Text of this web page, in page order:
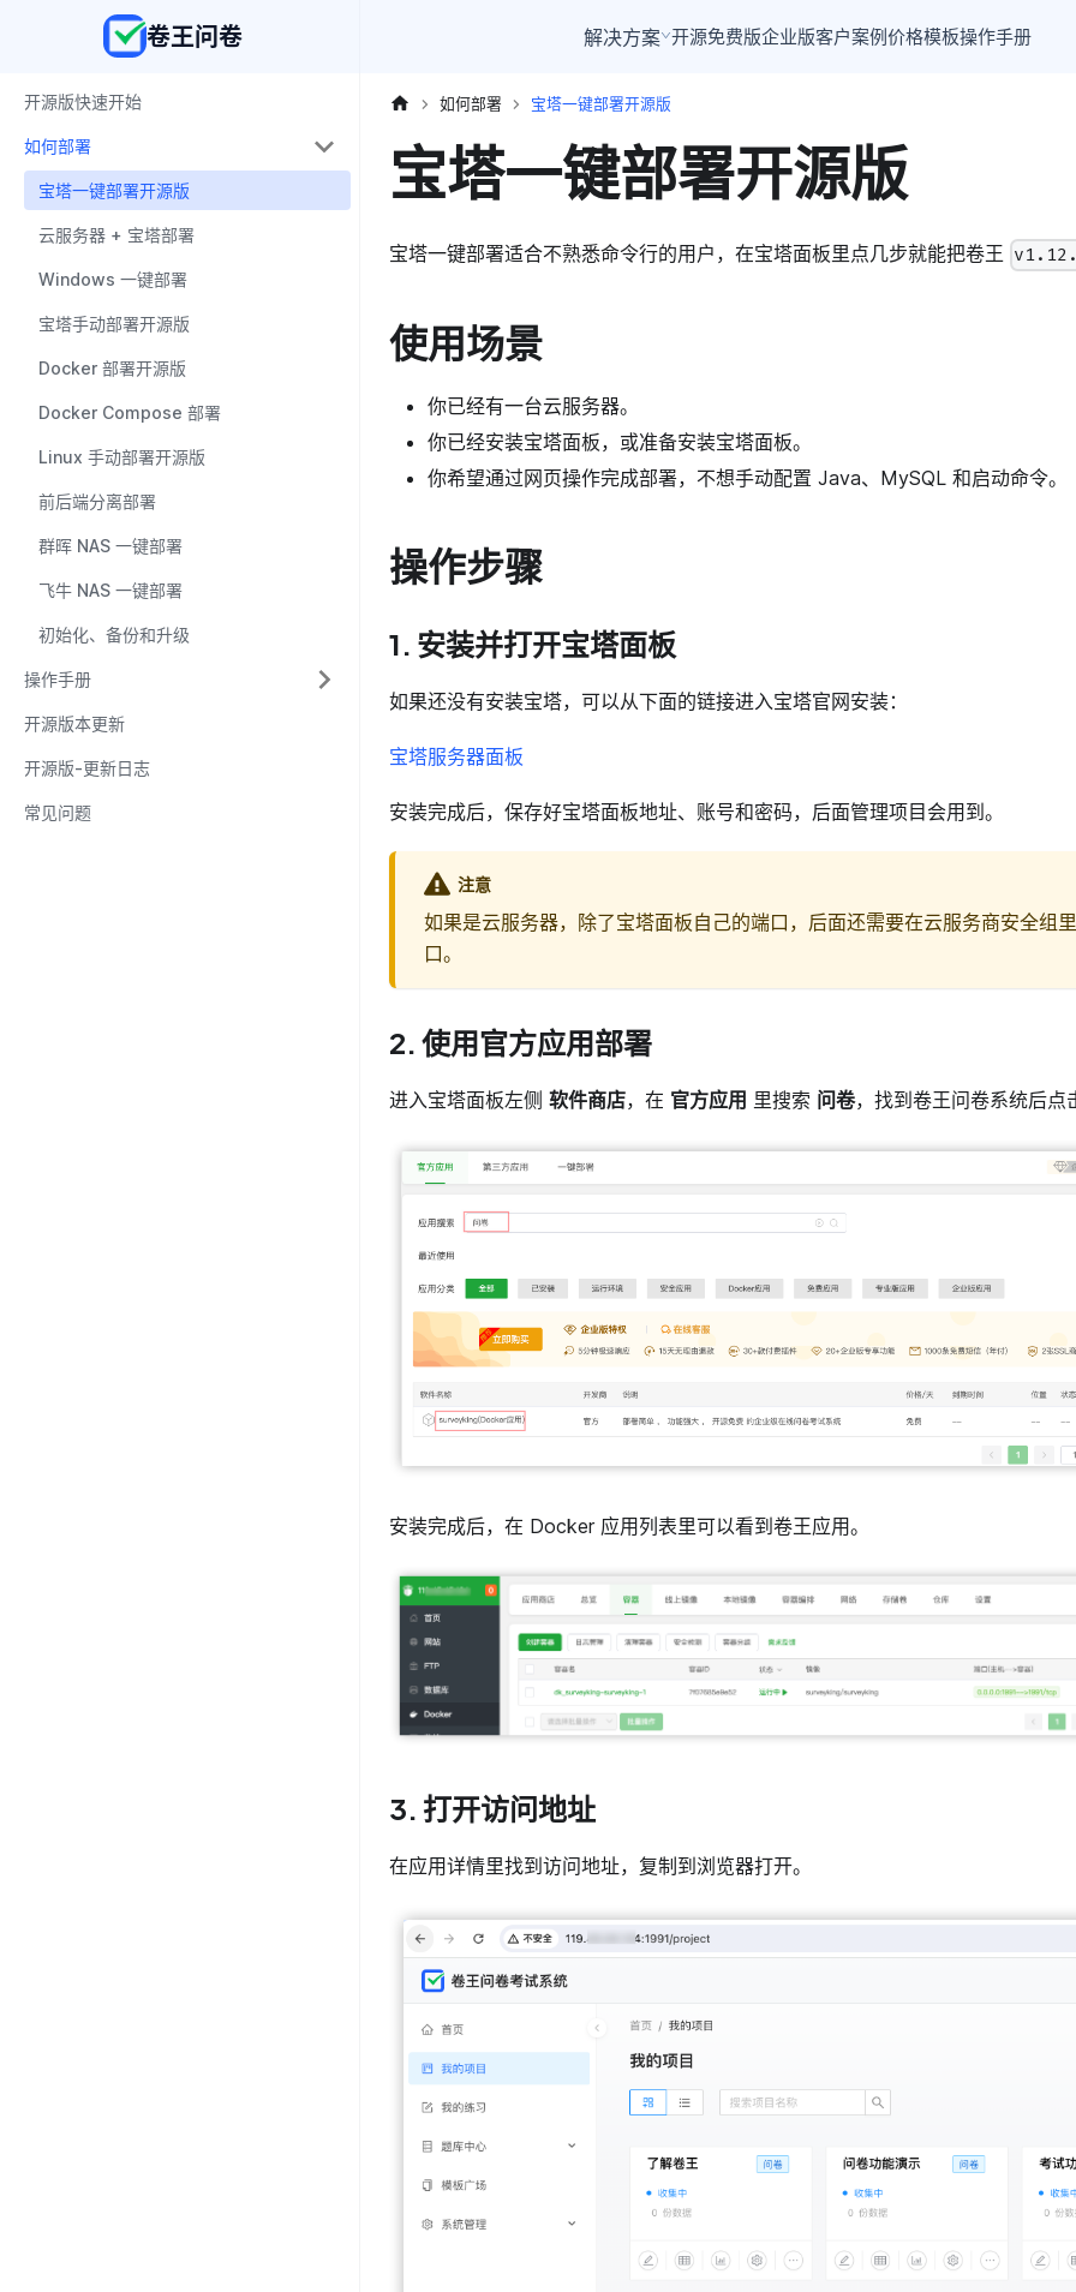
卷王问卷 解决方案 开源免费版企业版客户案例价格模板操作手册
开源版快速开始
如何部署
宝塔一键部署开源版
云服务器 + 宝塔部署
Windows 一键部署
宝塔手动部署开源版
Docker 部署开源版
Docker Compose 部署
Linux 手动部署开源版
前后端分离部署
群晖 NAS 一键部署
飞牛 NAS 一键部署
初始化、备份和升级
操作手册
开源版本更新
开源版-更新日志
常见问题
如何部署 宝塔一键部署开源版
宝塔一键部署开源版
宝塔一键部署适合不熟悉命令行的用户，在宝塔面板里点几步就能把卷王
使用场景
你已经有一台云服务器。
你已经安装宝塔面板，或准备安装宝塔面板。
你希望通过网页操作完成部署，不想手动配置 Java、MySQL 和启动命令。
操作步骤
1. 安装并打开宝塔面板
如果还没有安装宝塔，可以从下面的链接进入宝塔官网安装：
宝塔服务器面板
安装完成后，保存好宝塔面板地址、账号和密码，后面管理项目会用到。
注意
如果是云服务器，除了宝塔面板自己的端口，后面还需要在云服务商安全组
口。
2. 使用官方应用部署
进入宝塔面板左侧 软件商店，在 官方应用 里搜索 问卷，找到卷王问卷系统后点
安装完成后，在 Docker 应用列表里可以看到卷王应用。
3. 打开访问地址
在应用详情里找到访问地址，复制到浏览器打开。